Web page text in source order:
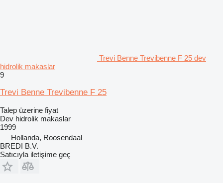
Trevi Benne Trevibenne F 25 dev
hidrolik makaslar
9
Trevi Benne Trevibenne F 25
Talep üzerine fiyat
Dev hidrolik makaslar
1999
Hollanda, Roosendaal
BREDI B.V.
Satıcıyla iletişime geç